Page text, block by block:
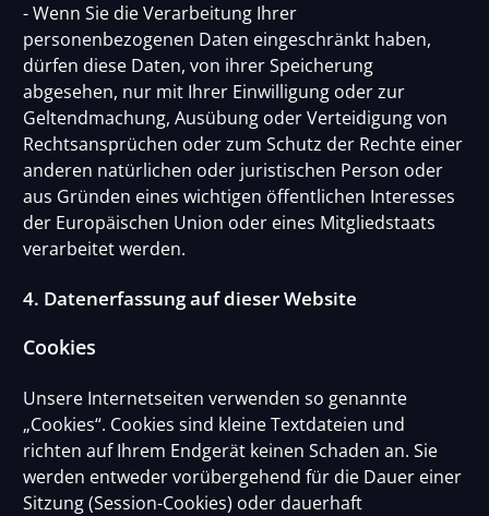
- Wenn Sie die Verarbeitung Ihrer
personenbezogenen Daten eingeschränkt haben,
dürfen diese Daten, von ihrer Speicherung
abgesehen, nur mit Ihrer Einwilligung oder zur
Geltendmachung, Ausübung oder Verteidigung von
Rechtsansprüchen oder zum Schutz der Rechte einer
anderen natürlichen oder juristischen Person oder
aus Gründen eines wichtigen öffentlichen Interesses
der Europäischen Union oder eines Mitgliedstaats
verarbeitet werden.
4. Datenerfassung auf dieser Website
Cookies
Unsere Internetseiten verwenden so genannte
„Cookies“. Cookies sind kleine Textdateien und
richten auf Ihrem Endgerät keinen Schaden an. Sie
werden entweder vorübergehend für die Dauer einer
Sitzung (Session-Cookies) oder dauerhaft